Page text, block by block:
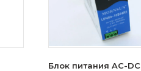
Блок питания AC-DC